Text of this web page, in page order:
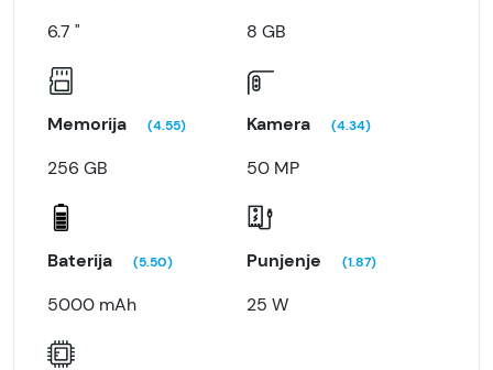
6.7 " 8 GB
Memorija (4.55)
256 GB
Kamera (4.34)
50 MP
Baterija (5.50)
5000 mAh
Punjenje (1.87)
25 W